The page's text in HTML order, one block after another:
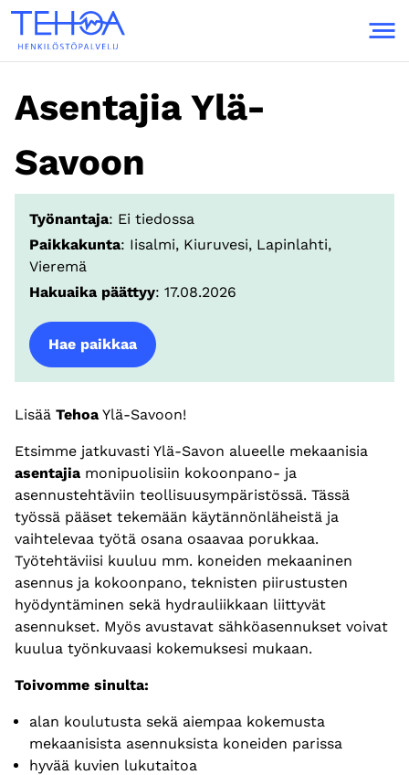
Skip to content
Asentajia Ylä-
Savoon
Työnantaja: Ei tiedossa
Paikkakunta: Iisalmi, Kiuruvesi, Lapinlahti,
Vieremä
Hakuaika päättyy: 17.08.2026
Hae paikkaa
Lisää Tehoa Ylä-Savoon!
Etsimme jatkuvasti Ylä-Savon alueelle mekaanisia
asentajia monipuolisiin kokoonpano- ja
asennustehtäviin teollisuusympäristössä. Tässä
työssä pääset tekemään käytännönläheistä ja
vaihtelevaa työtä osana osaavaa porukkaa.
Työtehtäviisi kuuluu mm. koneiden mekaaninen
asennus ja kokoonpano, teknisten piirustusten
hyödyntäminen sekä hydrauliikkaan liittyvät
asennukset. Myös avustavat sähköasennukset voivat
kuulua työnkuvaasi kokemuksesi mukaan.
Toivomme sinulta:
alan koulutusta sekä aiempaa kokemusta
mekaanisista asennuksista koneiden parissa
hyvää kuvien lukutaitoa